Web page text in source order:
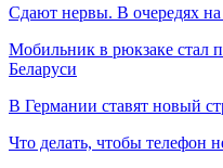
Сдают нервы. В очередях
Мобильник в рюкзаке стал
Беларуси
В Германии ставят новый
Что делать, чтобы телефон